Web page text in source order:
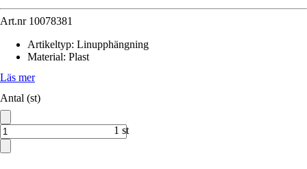
Art.nr 10078381
Artikeltyp: Linupphängning
Material: Plast
Läs mer
Antal (st)
1 st